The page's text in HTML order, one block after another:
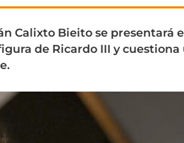
Calixto Bieito se presentará
de Ricardo III y